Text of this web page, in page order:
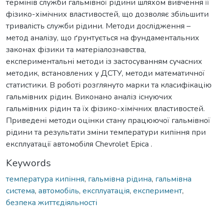
термінів служби гальмівної рідини шляхом вивчення її
фізико-хімічних властивостей, що дозволяє збільшити
тривалість служби рідини. Методи дослідження –
метод аналізу, що ґрунтується на фундаментальних
законах фізики та матеріалознавства,
експериментальні методи із застосуванням сучасних
методик, встановлених у ДСТУ, методи математичної
статистики. В роботі розглянуто марки та класифікацію
гальмівних рідин. Виконано аналіз існуючих
гальмівних рідин та їх фізико-хімічних властивостей.
Приведені методи оцінки стану працюючої гальмівної
рідини та результати зміни температури кипіння при
експлуатації автомобіля Chevrolet Epica .
Keywords
температура кипіння, гальмівна рідина, гальмівна
система, автомобіль, експлуатація, експеримент,
безпека життєдіяльності